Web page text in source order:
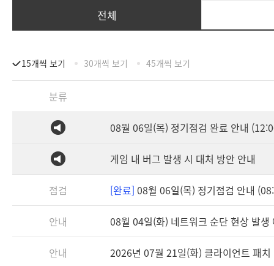
전체
15개씩 보기 30개씩 보기 45개씩 보기
분류
08월 06일(목) 정기점검 완료 안내
게임 내 버그 발생 시 대처 방안 안내
점검 [완료] 08월 06일(목) 정기점검 안내
안내 08월 04일(화) 네트워크 순단 현상 발생
안내 2026년 07월 21일(화) 클라이언트 패